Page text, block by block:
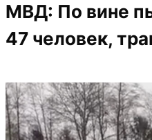
МВД: По вине
47 человек,